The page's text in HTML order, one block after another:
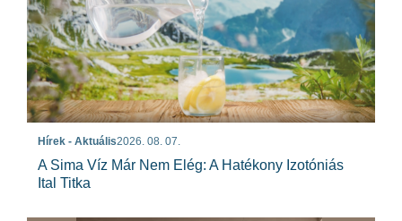
Hírek - Aktuális2026. 08. 07.
A Sima Víz Már Nem Elég: A Hatékony Izotóniás
Ital Titka